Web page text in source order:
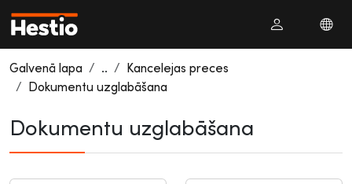
Galvenā lapa ..
Kancelejas preces
Dokumentu uzglabāšana
Dokumentu uzglabāšana